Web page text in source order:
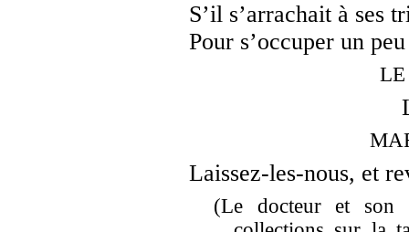
S’il s’arrachait à ses
Pour s’occuper un
LE
Laissez-les-nous, et
(Le docteur et son